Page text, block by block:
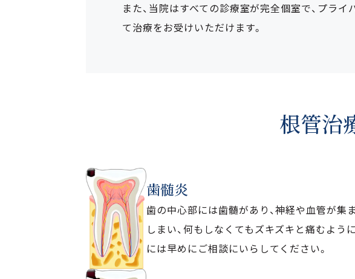
また、当院はすべての診療室が完全個室で、プラ
て治療をお受けいただけます。
根管治
歯髄炎
歯の中心部には歯髄があり、神経や血管が集
しまい、何もしなくてもズキズキと痛むよ
には早めにご相談にいらしてください。